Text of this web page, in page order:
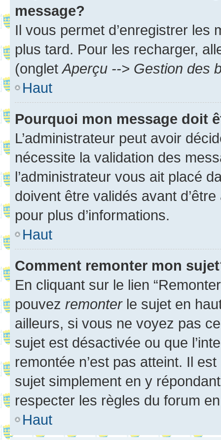
message?
Il vous permet d’enregistrer
plus tard. Pour les recharger,
(onglet Aperçu --> Gestion des
Haut
Pourquoi mon message doit
L’administrateur peut avoir
nécessite la validation des
l’administrateur vous ait placé
doivent être validés avant
pour plus d’informations.
Haut
Comment remonter mon
En cliquant sur le lien
pouvez remonterle sujet en
ailleurs, si vous ne voyez pas
sujet est désactivée ou que
remontée n’est pas atteint. Il
sujet simplement en y
respecter les règles du forum
Haut